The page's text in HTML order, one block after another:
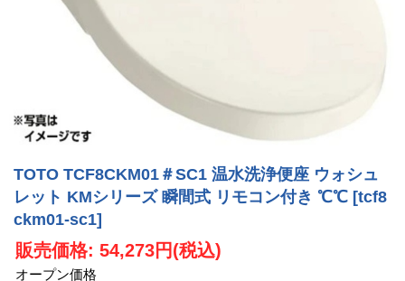
TOTO TCF8CKM01＃SC1 温水洗浄便座 ウォシュ
レット KMシリーズ 瞬間式 リモコン付き ℃℃ [tcf8
ckm01-sc1]
販売価格: 54,273円(税込)
オープン価格